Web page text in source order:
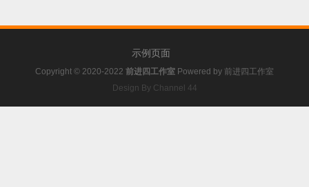
示例页面
Copyright © 2020-2022 前进四工作室 Powered by 前进四工作室
Design By Channel 44